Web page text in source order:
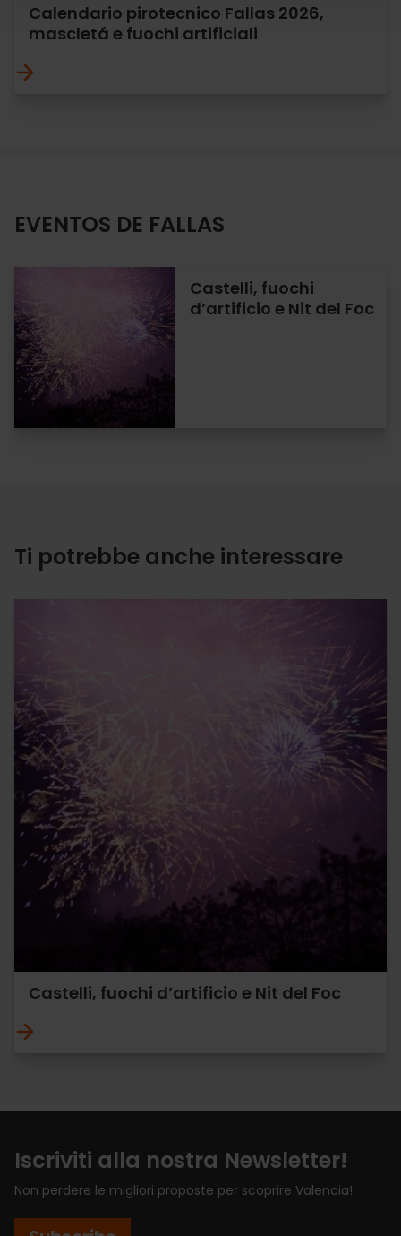
Calendario pirotecnico Fallas 2026,
mascletá e fuochi artificiali
EVENTOS DE FALLAS
Castelli, fuochi
d’artificio e Nit del Foc
Ti potrebbe anche interessare
Castelli, fuochi d’artificio e Nit del Foc
Iscriviti alla nostra Newsletter!
Non perdere le migliori proposte per scoprire Valencia!